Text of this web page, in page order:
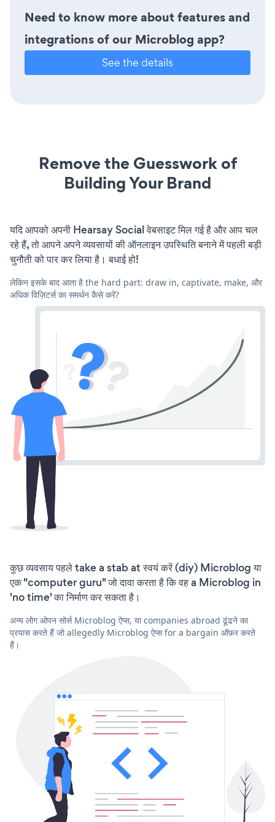
Need to know more about features and
integrations of our Microblog app?
See the details
Remove the Guesswork of
Building Your Brand
यदि आपको अपनी Hearsay Social वेबसाइट मिल गई है और आप चल
रहे हैं, तो आपने अपने व्यवसायों की ऑनलाइन उपस्थिति बनाने में पहली बड़ी
चुनौती को पार कर लिया है। बधाई हो!
लेकिन इसके बाद आता है the hard part: draw in, captivate, make, और
अधिक विज़िटर्स का समर्थन कैसे करें?
कुछ व्यवसाय पहले take a stab at स्वयं करें (diy) Microblog या
एक "computer guru" जो दावा करता है कि वह a Microblog in
'no time' का निर्माण कर सकता है।
अन्य लोग ओपन सोर्स Microblog ऐप्स, या companies abroad ढूंढने का
प्रयास करते हैं जो allegedly Microblog ऐप्स for a bargain ऑफ़र करते
हैं।